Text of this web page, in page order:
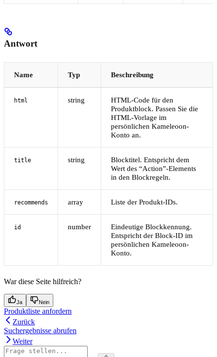
Antwort
Name Typ Beschreibung
html string
HTML-Code für den
Produktblock. Passen Sie die
HTML-Vorlage im
persönlichen Kameleoon-
Konto an.
title string
Blocktitel. Entspricht dem
Wert des “Action”-Elements
in den Blockregeln.
recommends array Liste der Produkt-IDs.
id number
Eindeutige Blockkennung.
Entspricht der Block-ID im
persönlichen Kameleoon-
Konto.
War diese Seite hilfreich?
Ja Nein
Produktliste anfordern
Zurück
Suchergebnisse abrufen
Weiter